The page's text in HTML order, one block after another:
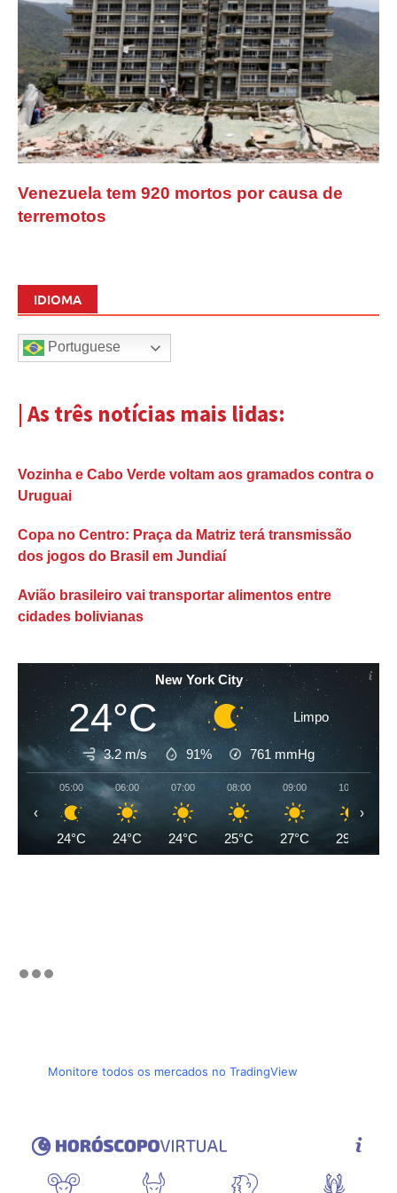
Venezuela tem 920 mortos por causa de
terremotos
IDIOMA
Portuguese
| As três notícias mais lidas:
Vozinha e Cabo Verde voltam aos gramados contra o
Uruguai
Copa no Centro: Praça da Matriz terá transmissão
dos jogos do Brasil em Jundiaí
Avião brasileiro vai transportar alimentos entre
cidades bolivianas
New York City
24°C Limpo
3.2 m/s 91% 761 mmHg
05:00
24°C
06:00
24°C
07:00
24°C
08:00
25°C
09:00
27°C
10:00
29°C
‹ ›
Monitore todos os mercados no TradingView